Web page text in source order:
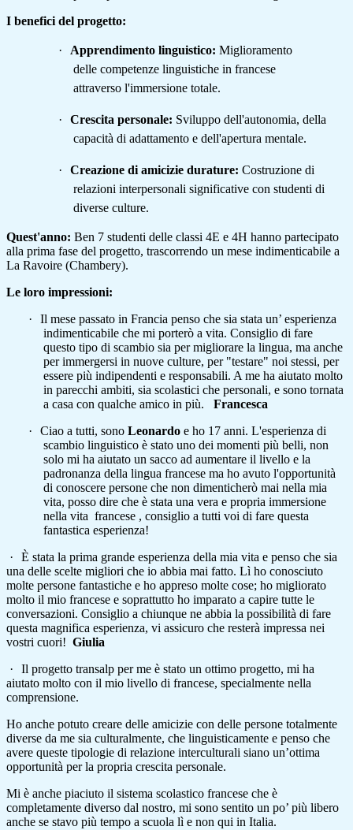
I benefici del progetto:
· Apprendimento linguistico: Miglioramento
delle competenze linguistiche in francese
attraverso l'immersione totale.
· Crescita personale: Sviluppo dell'autonomia, della
capacità di adattamento e dell'apertura mentale.
· Creazione di amicizie durature: Costruzione di
relazioni interpersonali significative con studenti di
diverse culture.
Quest'anno: Ben 7 studenti delle classi 4E e 4H hanno partecipato
alla prima fase del progetto, trascorrendo un mese indimenticabile a
La Ravoire (Chambery).
Le loro impressioni:
·
Il mese passato in Francia penso che sia stata un’ esperienza
indimenticabile che mi porterò a vita. Consiglio di fare
questo tipo di scambio sia per migliorare la lingua, ma anche
per immergersi in nuove culture, per "testare" noi stessi, per
essere più indipendenti e responsabili. A me ha aiutato molto
in parecchi ambiti, sia scolastici che personali, e sono tornata
a casa con qualche amico in più.
Francesca
·
Ciao a tutti, sonoLeonardo e ho 17 anni. L'esperienza di
scambio linguistico è stato uno dei momenti più belli, non
solo mi ha aiutato un sacco ad aumentare il livello e la
padronanza della lingua francese ma ho avuto l'opportunità
di conoscere persone che non dimenticherò mai nella mia
vita, posso dire che è stata una vera e propria immersione
nella vita francese , consiglio a tutti voi di fare questa
fantastica esperienza!
·
È stata la prima grande esperienza della mia vita e penso che sia
una delle scelte migliori che io abbia mai fatto. Lì ho conosciuto
molte persone fantastiche e ho appreso molte cose; ho migliorato
molto il mio francese e soprattutto ho imparato a capire tutte le
conversazioni. Consiglio a chiunque ne abbia la possibilità di fare
questa magnifica esperienza, vi assicuro che resterà impressa nei
vostri cuori! Giulia
·
Il progetto transalp per me è stato un ottimo progetto, mi ha
aiutato molto con il mio livello di francese, specialmente nella
comprensione.
Ho anche potuto creare delle amicizie con delle persone totalmente
diverse da me sia culturalmente, che linguisticamente e penso che
avere queste tipologie di relazione interculturali siano un’ottima
opportunità per la propria crescita personale.
Mi è anche piaciuto il sistema scolastico francese che è
completamente diverso dal nostro, mi sono sentito un po’ più libero
anche se stavo più tempo a scuola lì e non qui in Italia.